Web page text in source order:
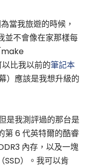
當我旅遊的時候，
並不會像在家那樣每
make
比我以前的筆記本
）應該是我想升級的
是我測評過的那台是
第 6 代英特爾的酷睿
內存，以及一塊
SSD）。我可以肯